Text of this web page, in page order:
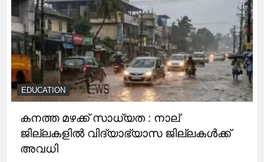
EDUCATION
കനത്ത മഴക്ക് സാധ്യത : നാല്
ജില്ലകളിൽ വിദ്യാഭ്യാസ ജില്ലകൾക്ക്
അവധി